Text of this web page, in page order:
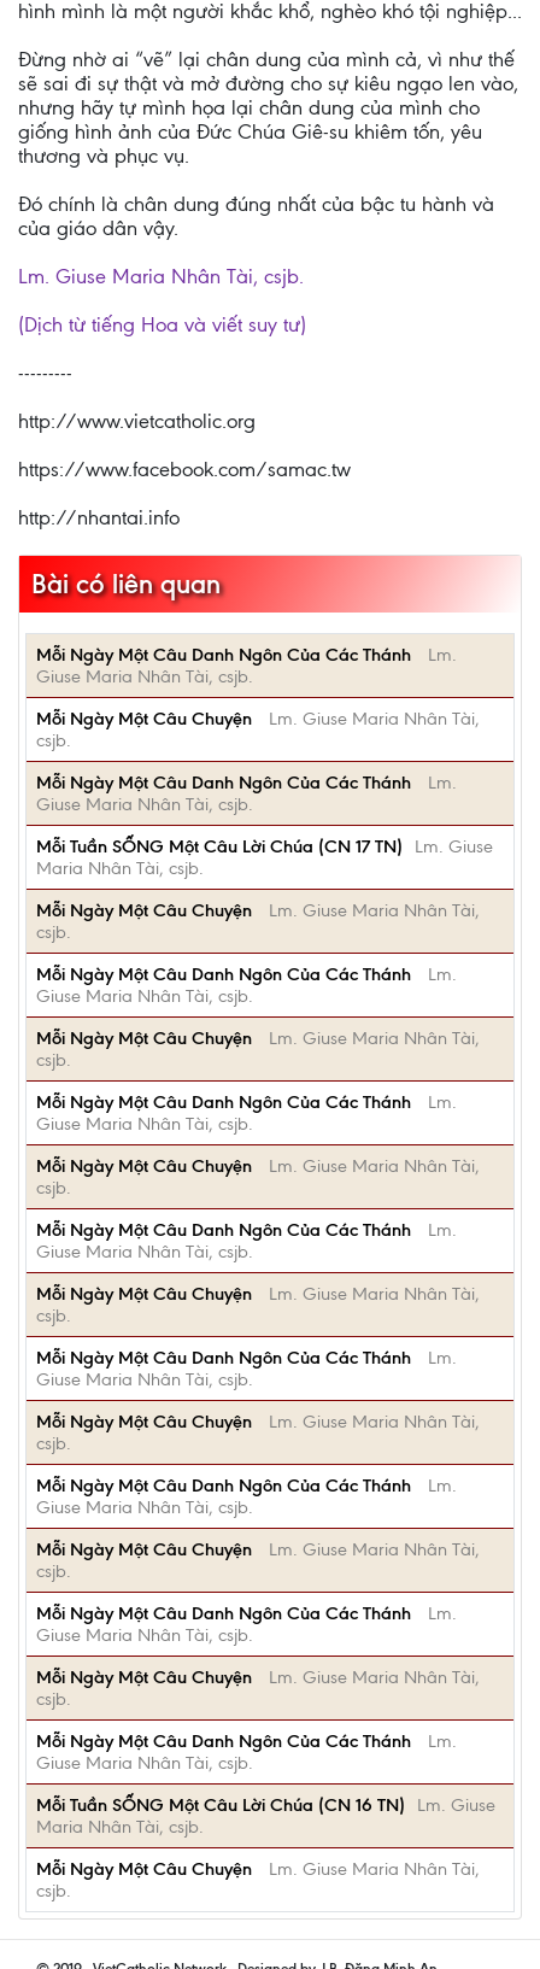
hình mình là một người khắc khổ, nghèo khó tội nghiệp...
Đừng nhờ ai “vẽ” lại chân dung của mình cả, vì như thế
sẽ sai đi sự thật và mở đường cho sự kiêu ngạo len vào,
nhưng hãy tự mình họa lại chân dung của mình cho
giống hình ảnh của Đức Chúa Giê-su khiêm tốn, yêu
thương và phục vụ.
Đó chính là chân dung đúng nhất của bậc tu hành và
của giáo dân vậy.
Lm. Giuse Maria Nhân Tài, csjb.
(Dịch từ tiếng Hoa và viết suy tư)
---------
http://www.vietcatholic.org
https://www.facebook.com/samac.tw
http://nhantai.info
Bài có liên quan
Mỗi Ngày Một Câu Danh Ngôn Của Các Thánh
Lm.
Giuse Maria Nhân Tài, csjb.
Mỗi Ngày Một Câu Chuyện
Lm. Giuse Maria Nhân Tài,
csjb.
Mỗi Ngày Một Câu Danh Ngôn Của Các Thánh
Lm.
Giuse Maria Nhân Tài, csjb.
Mỗi Tuần SỐNG Một Câu Lời Chúa (CN 17 TN)
Lm. Giuse
Maria Nhân Tài, csjb.
Mỗi Ngày Một Câu Chuyện
Lm. Giuse Maria Nhân Tài,
csjb.
Mỗi Ngày Một Câu Danh Ngôn Của Các Thánh
Lm.
Giuse Maria Nhân Tài, csjb.
Mỗi Ngày Một Câu Chuyện
Lm. Giuse Maria Nhân Tài,
csjb.
Mỗi Ngày Một Câu Danh Ngôn Của Các Thánh
Lm.
Giuse Maria Nhân Tài, csjb.
Mỗi Ngày Một Câu Chuyện
Lm. Giuse Maria Nhân Tài,
csjb.
Mỗi Ngày Một Câu Danh Ngôn Của Các Thánh
Lm.
Giuse Maria Nhân Tài, csjb.
Mỗi Ngày Một Câu Chuyện
Lm. Giuse Maria Nhân Tài,
csjb.
Mỗi Ngày Một Câu Danh Ngôn Của Các Thánh
Lm.
Giuse Maria Nhân Tài, csjb.
Mỗi Ngày Một Câu Chuyện
Lm. Giuse Maria Nhân Tài,
csjb.
Mỗi Ngày Một Câu Danh Ngôn Của Các Thánh
Lm.
Giuse Maria Nhân Tài, csjb.
Mỗi Ngày Một Câu Chuyện
Lm. Giuse Maria Nhân Tài,
csjb.
Mỗi Ngày Một Câu Danh Ngôn Của Các Thánh
Lm.
Giuse Maria Nhân Tài, csjb.
Mỗi Ngày Một Câu Chuyện
Lm. Giuse Maria Nhân Tài,
csjb.
Mỗi Ngày Một Câu Danh Ngôn Của Các Thánh
Lm.
Giuse Maria Nhân Tài, csjb.
Mỗi Tuần SỐNG Một Câu Lời Chúa (CN 16 TN)
Lm. Giuse
Maria Nhân Tài, csjb.
Mỗi Ngày Một Câu Chuyện
Lm. Giuse Maria Nhân Tài,
csjb.